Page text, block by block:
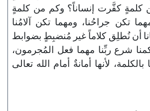
كفَّرت إنساناً؟ وكم من كلمةٍ
تكن جراحُنا، ومهما تكن آلامُنا
أن نُطلِق كلاماً غير مُنضبِطٍ بضوابط
شرع ربِّنا مهما فعل المُجرمون،
لأنها أمانةٌ أمام الله تعالى